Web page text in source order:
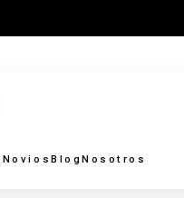
NoviosBlogNosotros